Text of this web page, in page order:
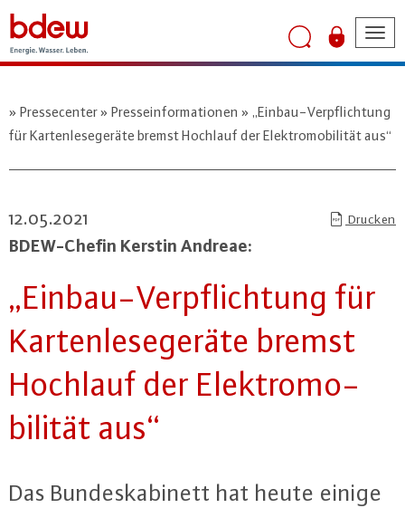
Pressecenter Presseinformationen
„Einbau-Verpflichtung
für Kartenlesegeräte bremst Hochlauf der Elektromobilität aus“
12.05.2021 Drucken
BDEW-Che­fin Kerstin Andreae:
„Ein­bau-Ver­pflich­tung für
Kar­ten­le­se­ge­rä­te bremst
Hochlauf der Elek­tro­mo­
bi­li­tät aus“
Das Bun­des­ka­bi­nett hat heute einige